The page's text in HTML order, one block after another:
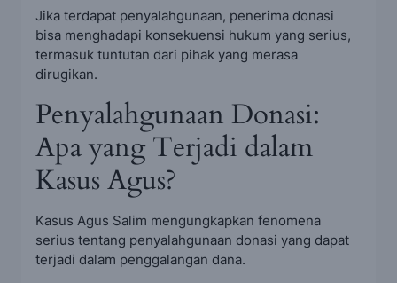
Jika terdapat penyalahgunaan, penerima donasi
bisa menghadapi konsekuensi hukum yang serius,
termasuk tuntutan dari pihak yang merasa
dirugikan.
Penyalahgunaan Donasi:
Apa yang Terjadi dalam
Kasus Agus?
Kasus Agus Salim mengungkapkan fenomena
serius tentang penyalahgunaan donasi yang dapat
terjadi dalam penggalangan dana.